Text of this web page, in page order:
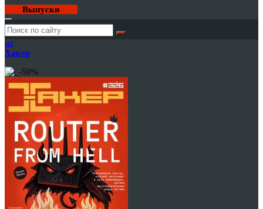
Выпуски
Годовая
подписка
на
Хакер
-50%